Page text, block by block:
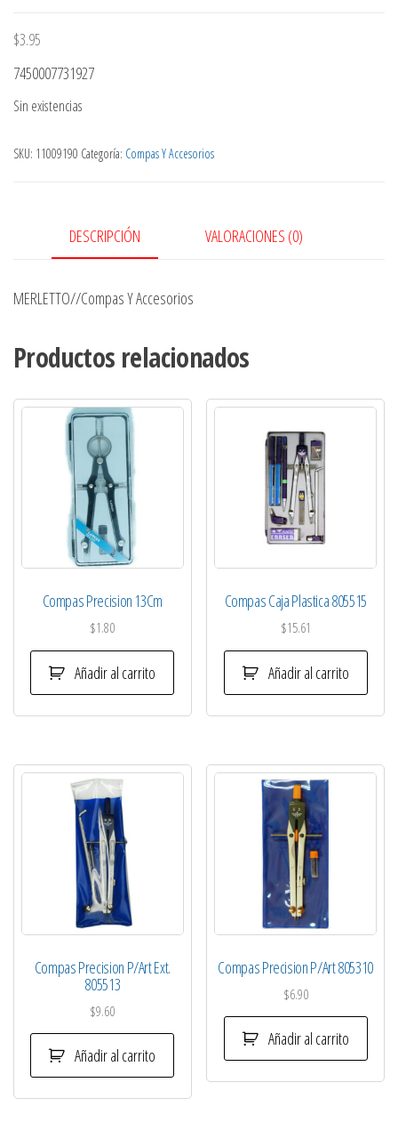
$3.95
7450007731927
Sin existencias
SKU: 11009190 Categoría: Compas Y Accesorios
DESCRIPCIÓN VALORACIONES (0)
MERLETTO//Compas Y Accesorios
Productos relacionados
Compas Precision 13Cm
$1.80
Añadir al carrito
Compas Caja Plastica 805515
$15.61
Añadir al carrito
Compas Precision P/Art Ext.
805513
$9.60
Añadir al carrito
Compas Precision P/Art 805310
$6.90
Añadir al carrito